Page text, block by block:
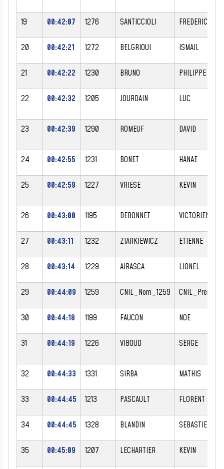
19 00:42:07 1276 SANTICCIOLI FREDERIC
20 00:42:21 1272 BELGRIOUI ISMAIL
21 00:42:22 1230 BRUNO PHILIPPE
22 00:42:32 1205 JOURDAIN LUC
23 00:42:39 1290 ROMEUF DAVID
24 00:42:55 1231 BONET HANAE
25 00:42:59 1227 VRIESE KEVIN
26 00:43:00 1195 DEBONNET VICTORIEN
27 00:43:11 1232 ZIARKIEWICZ ETIENNE
28 00:43:14 1229 AIRASCA LIONEL
29 00:44:09 1259 CNIL_Nom_1259
30 00:44:18 1199 FAUCON NOE
31 00:44:19 1226 VIBOUD SERGE
32 00:44:33 1331 SIRBA MATHIS
33 00:44:45 1213 PASCAULT FLORENT
34 00:44:45 1328 BLANDIN SEBASTIEN
35 00:45:09 1207 LECHARTIER KEVIN